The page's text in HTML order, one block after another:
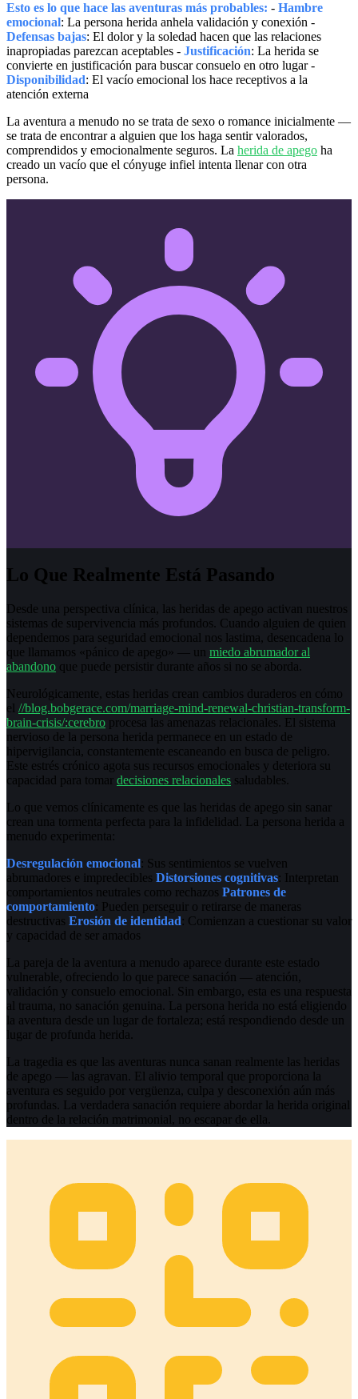
Esto es lo que hace las aventuras más probables: - Hambre
emocional: La persona herida anhela validación y conexión -
Defensas bajas: El dolor y la soledad hacen que las relaciones
inapropiadas parezcan aceptables - Justificación: La herida se
convierte en justificación para buscar consuelo en otro lugar -
Disponibilidad: El vacío emocional los hace receptivos a la
atención externa
La aventura a menudo no se trata de sexo o romance inicialmente —
se trata de encontrar a alguien que los haga sentir valorados,
comprendidos y emocionalmente seguros. La herida de apego ha
creado un vacío que el cónyuge infiel intenta llenar con otra
persona.
Lo Que Realmente Está Pasando
Desde una perspectiva clínica, las heridas de apego activan nuestros
sistemas de supervivencia más profundos. Cuando alguien de quien
dependemos para seguridad emocional nos lastima, desencadena lo
que llamamos «pánico de apego» — un miedo abrumador al
abandono que puede persistir durante años si no se aborda.
Neurológicamente, estas heridas crean cambios duraderos en cómo
el //blog.bobgerace.com/marriage-mind-renewal-christian-transform-
brain-crisis/:cerebro procesa las amenazas relacionales. El sistema
nervioso de la persona herida permanece en un estado de
hipervigilancia, constantemente escaneando en busca de peligro.
Este estrés crónico agota sus recursos emocionales y deteriora su
capacidad para tomar decisiones relacionales saludables.
Lo que vemos clínicamente es que las heridas de apego sin sanar
crean una tormenta perfecta para la infidelidad. La persona herida a
menudo experimenta:
Desregulación emocional: Sus sentimientos se vuelven
abrumadores e impredecibles Distorsiones cognitivas: Interpretan
comportamientos neutrales como rechazos Patrones de
comportamiento: Pueden perseguir o retirarse de maneras
destructivas Erosión de identidad: Comienzan a cuestionar su valor
y capacidad de ser amados
La pareja de la aventura a menudo aparece durante este estado
vulnerable, ofreciendo lo que parece sanación — atención,
validación y consuelo emocional. Sin embargo, esta es una respuesta
al trauma, no sanación genuina. La persona herida no está eligiendo
la aventura desde un lugar de fortaleza; está respondiendo desde un
lugar de profunda herida.
La tragedia es que las aventuras nunca sanan realmente las heridas
de apego — las agravan. El alivio temporal que proporciona la
aventura es seguido por vergüenza, culpa y desconexión aún más
profundas. La verdadera sanación requiere abordar la herida original
dentro de la relación matrimonial, no escapar de ella.